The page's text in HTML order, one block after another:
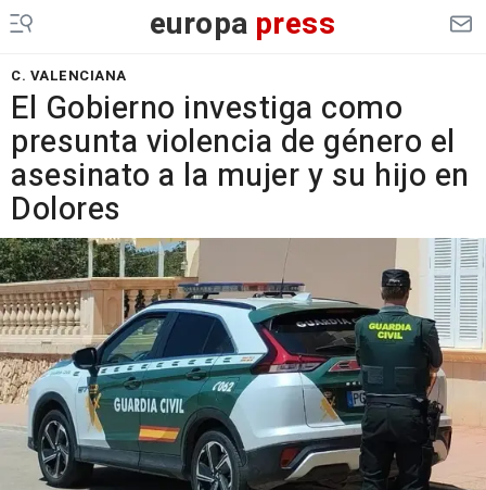
europa press
C. VALENCIANA
El Gobierno investiga como
presunta violencia de género el
asesinato a la mujer y su hijo en
Dolores